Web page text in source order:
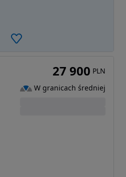
27 900 PLN
W granicach średniej